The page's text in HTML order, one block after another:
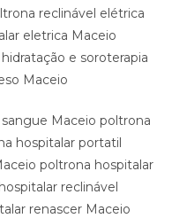
reclinável elétrica
eletrica Maceio
e soroterapia
Maceio
Maceio poltrona
hospitalar portatil
poltrona hospitalar
reclinável
renascer Maceio